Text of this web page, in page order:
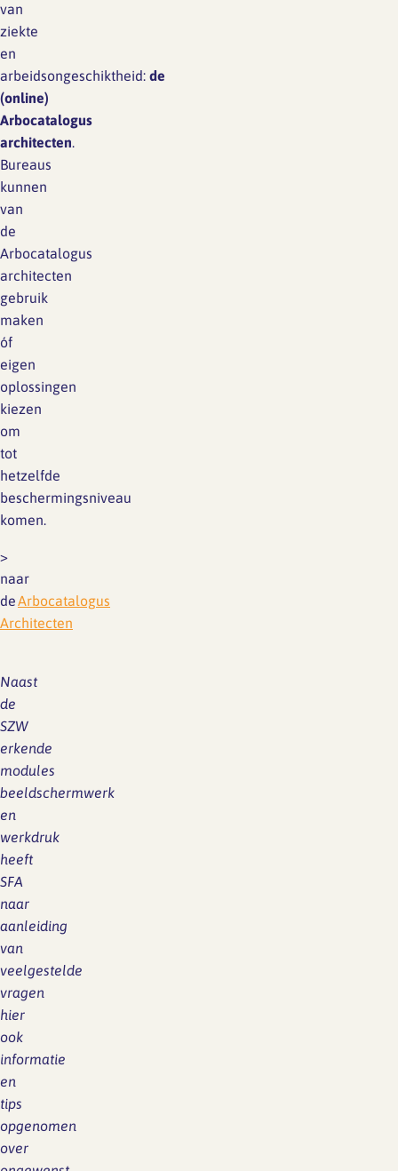
van
ziekte
en
arbeidsongeschiktheid: de
(online)
Arbocatalogus
architecten.
Bureaus
kunnen
van
de
Arbocatalogus
architecten
gebruik
maken
óf
eigen
oplossingen
kiezen
om
tot
hetzelfde
beschermingsniveau
komen.
>
naar
deArbocatalogus
Architecten
Naast
de
SZW
erkende
modules
beeldschermwerk
en
werkdruk
heeft
SFA
naar
aanleiding
van
veelgestelde
vragen
hier
ook
informatie
en
tips
opgenomen
over